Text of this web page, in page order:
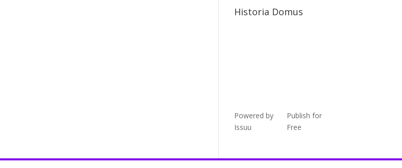
Historia Domus
Powered by
Issuu
Publish for
Free